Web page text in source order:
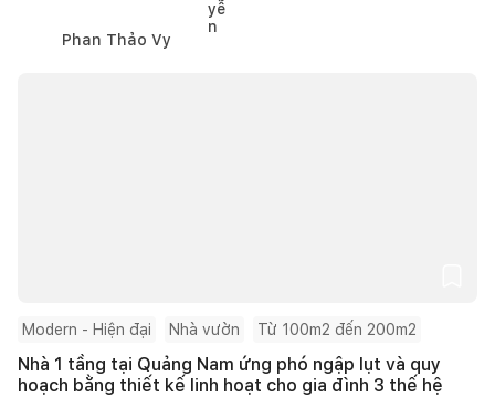
Phan Thảo Vy
Modern - Hiện đại Nhà vườn Từ 100m2 đến 200m2
Nhà 1 tầng tại Quảng Nam ứng phó ngập lụt và quy
hoạch bằng thiết kế linh hoạt cho gia đình 3 thế hệ